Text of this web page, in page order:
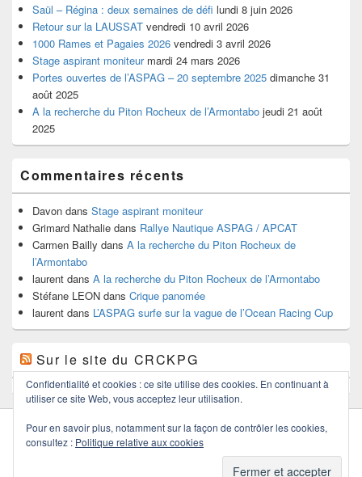
Saül – Régina : deux semaines de défi lundi 8 juin 2026
Retour sur la LAUSSAT vendredi 10 avril 2026
1000 Rames et Pagaies 2026 vendredi 3 avril 2026
Stage aspirant moniteur mardi 24 mars 2026
Portes ouvertes de l’ASPAG – 20 septembre 2025 dimanche 31
août 2025
A la recherche du Piton Rocheux de l’Armontabo jeudi 21 août
2025
Commentaires récents
Davon dans Stage aspirant moniteur
Grimard Nathalie dans Rallye Nautique ASPAG / APCAT
Carmen Bailly dans A la recherche du Piton Rocheux de
l’Armontabo
laurent dans A la recherche du Piton Rocheux de l’Armontabo
Stéfane LEON dans Crique panomée
laurent dans L’ASPAG surfe sur la vague de l’Ocean Racing Cup
Sur le site du CRCKPG
. Tous droits réservés.
Confidentialité et cookies : ce site utilise des cookies. En continuant à
utiliser ce site Web, vous acceptez leur utilisation.
Pour en savoir plus, notamment sur la façon de contrôler les cookies,
consultez : Politique relative aux cookies